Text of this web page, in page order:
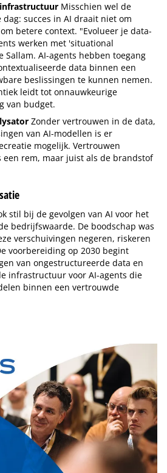
Misschien wel de
succes in AI draait niet om
betere context. "Evolueer je data-
werken met 'situational
Sallam. AI-agents hebben toegang
data binnen een
beslissingen te kunnen nemen.
leidt tot onnauwkeurige
van budget.
Zonder vertrouwen in de data,
van AI-modellen is er
mogelijk. Vertrouwen
rem, maar juist als de brandstof
stil bij de gevolgen van AI voor het
bedrijfswaarde. De boodschap was
verschuivingen negeren, riskeren
voorbereiding op 2030 begint
van ongestructureerde data en
infrastructuur voor AI-agents die
binnen een vertrouwde